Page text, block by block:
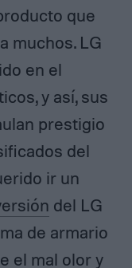
que
muchos. LG
en el
y así, sus
prestigio
del
ir un
del LG
de armario
el mal olor y